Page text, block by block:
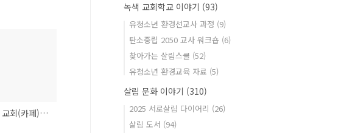
플라스틱 없는 교회(카페)를 향한 집담회에 대한 CBS 보도기사입니다.
녹색 교회학교 이야기 (93)
유청소년 환경선교사 과정 (9)
탄소중립 2050 교사 워크숍 (6)
찾아가는 살림스쿨 (52)
유청소년 환경교육 자료 (5)
살림 문화 이야기 (310)
2025 서로살림 다이어리 (26)
살림 도서 (94)